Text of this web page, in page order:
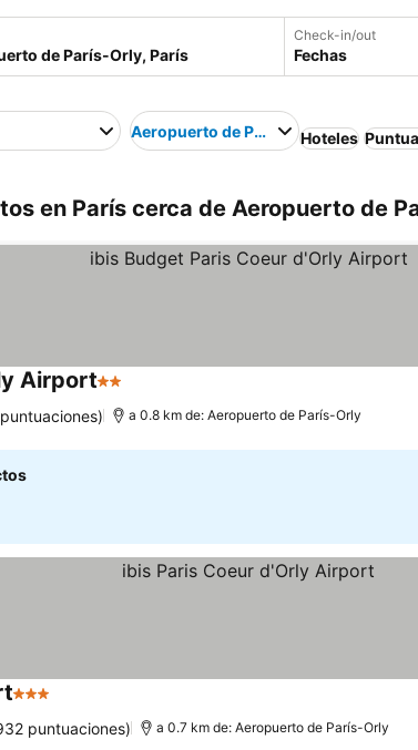
Check-in/out
Fechas
Aeropuerto de París-OrlyHoteles
en París cerca de Aeropuerto de
Airport2 Estrellas
a 0.8 km de: Aeropuerto de París-Orly
3 Estrellas
puntuaciones) a 0.7 km de: Aeropuerto de París-Orly